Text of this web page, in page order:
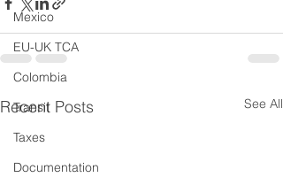
Mexico
EU-UK TCA
Colombia
Transit
Taxes
Documentation
Recent Posts See All